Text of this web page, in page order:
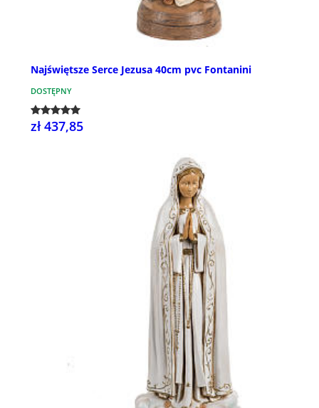
Najświętsze Serce Jezusa 40cm pvc Fontanini
DOSTĘPNY
zł 437,85